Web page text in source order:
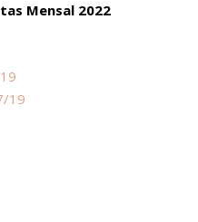
Mensal 2022
19